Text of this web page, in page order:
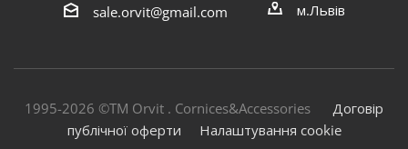
sale.orvit@gmail.com м.Львів
1995-2026 ©TM Orvit . Cornices&Accessories Договір
публічної оферти
Налаштування cookie